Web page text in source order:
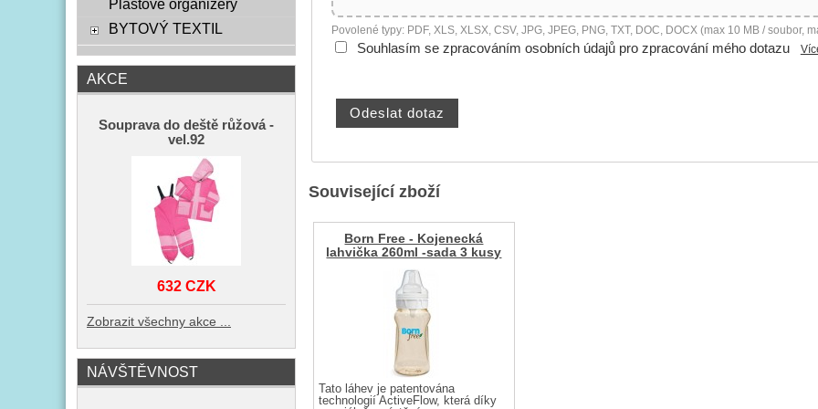
Povolené typy: PDF, XLS, XLSX, CSV, JPG, JPEG, PNG, TXT, DOC, DOCX (max 10 MB / soubor,
Souhlasím se zpracováním osobních údajů pro zpracování mého dotazu
Související zboží
Born Free - Kojenecká
lahvička 260ml -sada 3 kusy
Tato láhev je patentována
technologií ActiveFlow, která díky
Plastové organizéry
BYTOVÝ TEXTIL
AKCE
Souprava do deště růžová -
vel.92
632 CZK
Zobrazit všechny akce ...
NÁVŠTĚVNOST